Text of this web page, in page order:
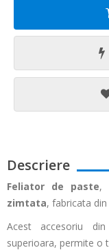
Descriere
Feliator de paste,
zimtata, fabricata din
Acest accesoriu
superioara, permite o